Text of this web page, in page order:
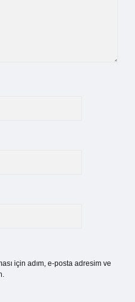
için adım, e-posta adresim ve